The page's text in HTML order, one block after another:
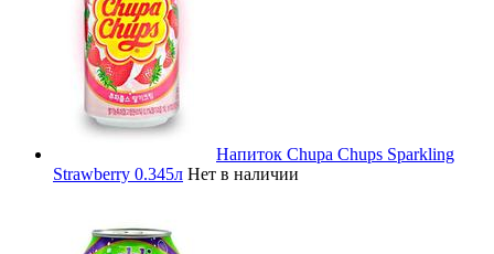
Напиток Chupa Chups Sparkling
Strawberry 0.345л Нет в наличии